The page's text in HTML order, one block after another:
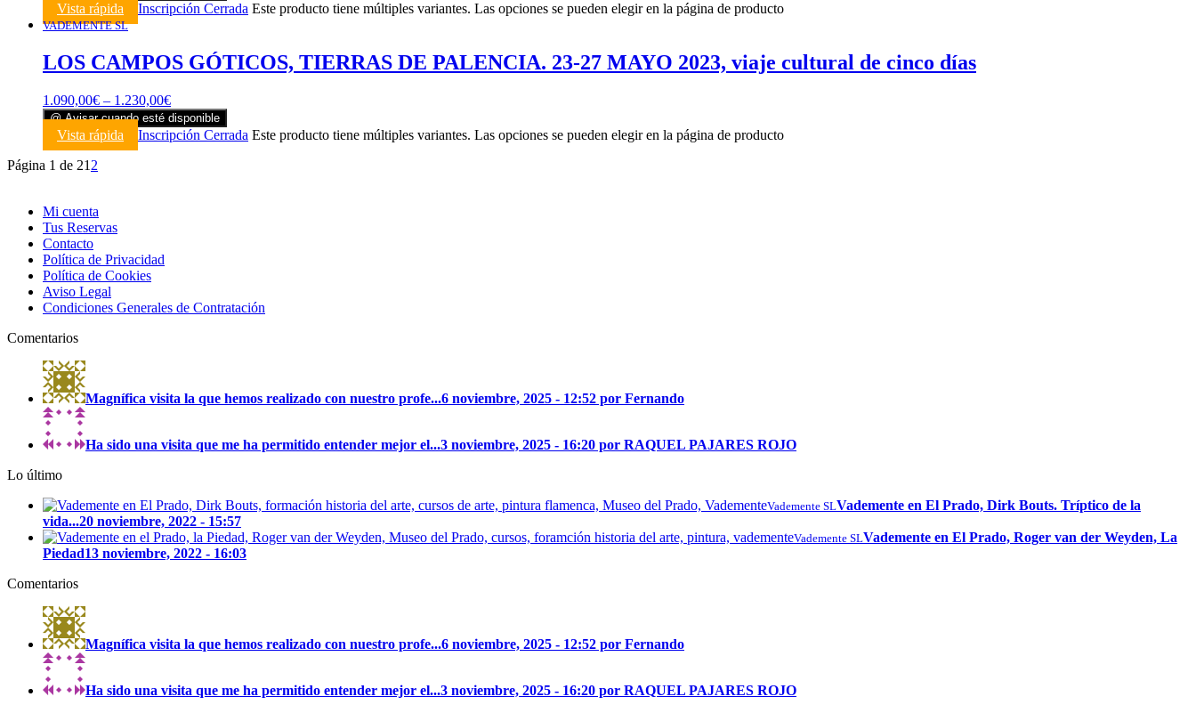
Vista rápida Inscripción Cerrada Este producto tiene múltiples variantes. Las opciones se pueden elegir en la página de producto
VADEMENTE SL
LOS CAMPOS GÓTICOS, TIERRAS DE PALENCIA. 23-27 MAYO 2023, viaje cultural de cinco días
1.090,00€ – 1.230,00€
@ Avisar cuando esté disponible
Vista rápida Inscripción Cerrada Este producto tiene múltiples variantes. Las opciones se pueden elegir en la página de producto
Página 1 de 21 2
Mi cuenta
Tus Reservas
Contacto
Política de Privacidad
Política de Cookies
Aviso Legal
Condiciones Generales de Contratación
Comentarios
Magnífica visita la que hemos realizado con nuestro profe...6 noviembre, 2025 - 12:52 por Fernando
Ha sido una visita que me ha permitido entender mejor el...3 noviembre, 2025 - 16:20 por RAQUEL PAJARES ROJO
Lo último
Vademente SLVademente en El Prado, Dirk Bouts. Tríptico de la
vida...20 noviembre, 2022 - 15:57
Vademente SLVademente en El Prado, Roger van der Weyden, La
Piedad13 noviembre, 2022 - 16:03
Comentarios
Magnífica visita la que hemos realizado con nuestro profe...6 noviembre, 2025 - 12:52 por Fernando
Ha sido una visita que me ha permitido entender mejor el...3 noviembre, 2025 - 16:20 por RAQUEL PAJARES ROJO